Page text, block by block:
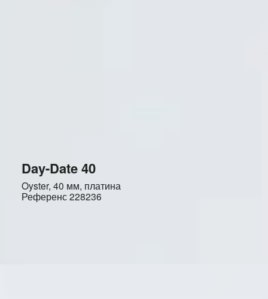
Day-Date 40
Oyster, 40 мм, платина
Референс228236